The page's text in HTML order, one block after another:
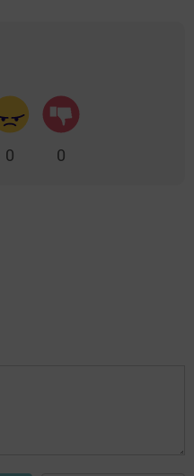
0 0